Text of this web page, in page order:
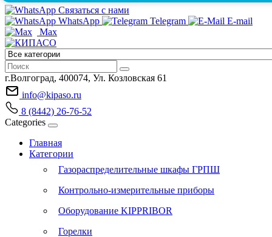
Связаться с нами
WhatsApp
Telegram
E-mail
Max
г.Волгоград, 400074, Ул. Козловская 61
info@kipaso.ru
8 (8442) 26-76-52
Categories
Главная
Категории
Газораспределительные шкафы ГРПШ
Контрольно-измерительные приборы
Оборудование KIPPRIBOR
Горелки